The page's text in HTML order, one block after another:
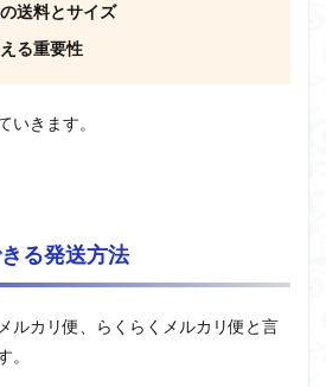
送料とサイズ
る重要性
いきます。
る発送方法
ルカリ便、らくらくメルカリ便と言
。